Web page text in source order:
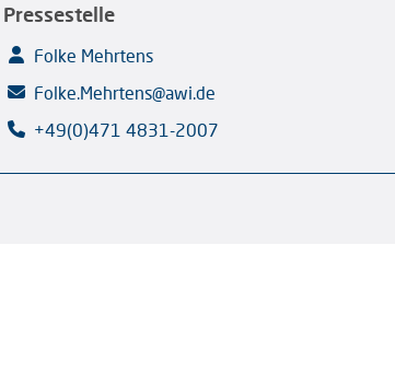
Pressestelle
Folke Mehrtens
Folke.Mehrtens@awi.de
+49(0)471 4831-2007